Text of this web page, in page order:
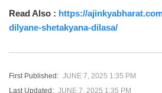
Read Also : https://
dilyane-shetakyana-dilasa/
First Published: JUNE 7, 2025 1:35 PM
Last Updated: JUNE 7, 2025 1:35 PM